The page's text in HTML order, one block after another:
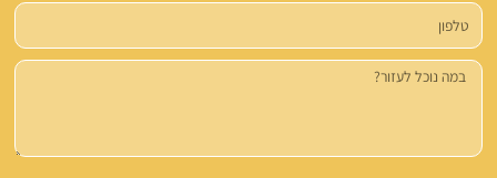
טלפון
הודעה